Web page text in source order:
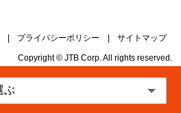
| プライバシーポリシー | サイトマップ
Copyright © JTB Corp. All rights reserved.